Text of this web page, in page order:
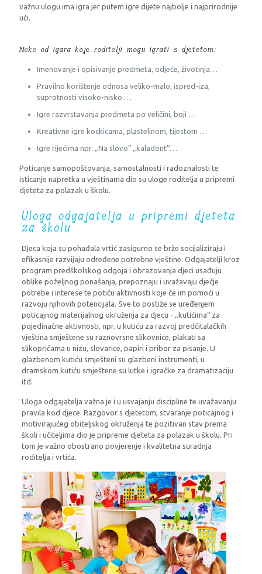
važnu ulogu ima igra jer putem igre dijete najbolje i najprirodnije
uči.
Neke od igara koje roditelji mogu igrati s djetetom:
Imenovanje i opisivanje predmeta, odjeće, životinja…
Pravilno korištenje odnosa veliko-malo, ispred-iza,
suprotnosti visoko-nisko …
Igre razvrstavanja predmeta po veličini, boji …
Kreativne igre kockicama, plastelinom, tijestom …
Igre riječima npr. „Na slovo“ „kaladont“…
Poticanje samopoštovanja, samostalnosti i radoznalosti te
isticanje napretka u vještinama dio su uloge roditelja u pripremi
djeteta za polazak u školu.
Uloga odgajatelja u pripremi djeteta
za školu
Djeca koja su pohađala vrtić zasigurno se brže socijaliziraju i
efikasnije razvijaju određene potrebne vještine. Odgajatelji kroz
program predškolskog odgoja i obrazovanja djeci usađuju
oblike poželjnog ponašanja, prepoznaju i uvažavaju dječje
potrebe i interese te potiču aktivnosti koje će im pomoći u
razvoju njihovih potencijala. Sve to postiže se uređenjem
poticajnog materijalnog okruženja za djecu - „kutićima“ za
pojedinačne aktivnosti, npr. u kutiću za razvoj predčitalačkih
vještina smještene su raznovrsne slikovnice, plakati sa
slikopričama u nizu, slovarice, papiri i pribor za pisanje. U
glazbenom kutiću smješteni su glazbeni instrumenti, u
dramskom kutiću smještene su lutke i igračke za dramatizaciju
itd.
Uloga odgajatelja važna je i u usvajanju discipline te uvažavanju
pravila kod djece. Razgovor s djetetom, stvaranje poticajnog i
motivirajućeg obiteljskog okruženja te pozitivan stav prema
školi i učiteljima dio je pripreme djeteta za polazak u školu. Pri
tom je važno obostrano povjerenje i kvalitetna suradnja
roditelja i vrtića.